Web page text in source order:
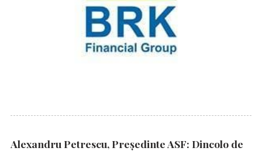
Alexandru Petrescu, Președinte ASF: Dincolo de